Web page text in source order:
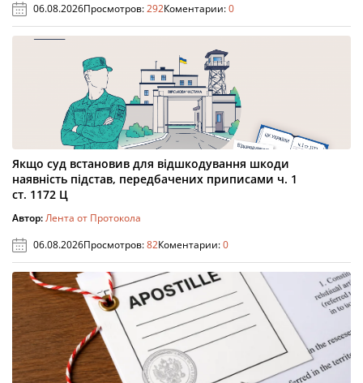
06.08.2026Просмотров:292Коментарии:0
Якщо суд встановив для відшкодування шкоди
наявність підстав, передбачених приписами ч. 1
ст. 1172 Ц
Автор:Лента от Протокола
06.08.2026Просмотров:82Коментарии:0